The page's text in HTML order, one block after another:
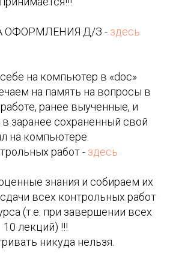
ОФОРМЛЕНИЯ Д/З - здесь
на компьютер в «doc»
на память на вопросы в
ранее выученные, и
заранее сохраненный свой
на компьютере.
работ - здесь
знания и собираем их
всех контрольных работ
(т.е. при завершении всех
10 лекций) !!!
никуда нельзя.